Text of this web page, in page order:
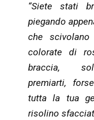
“Siete stati
piegando
che
colorate di
braccia,
premiarti,
tutta la tua
risolino